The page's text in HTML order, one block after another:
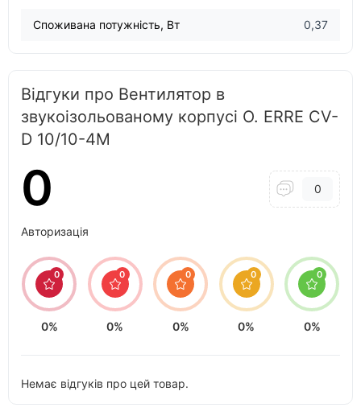
Споживана потужність, Вт 0,37
Відгуки про Вентилятор в
звукоізольованому корпусі O. ERRE CV-
D 10/10-4M
0 0
Авторизація
0
0%
0
0%
0
0%
0
0%
0
0%
Немає відгуків про цей товар.